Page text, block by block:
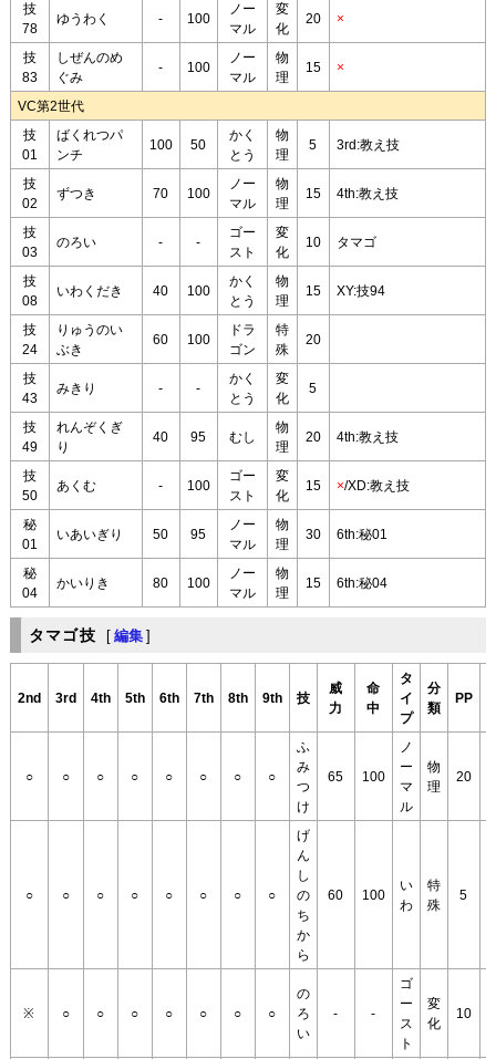
技
78
ゆうわく - 100
ノー
マル
変
化
20 ×
技
83
しぜんのめ
ぐみ
- 100
ノー
マル
物
理
15 ×
VC第2世代
技
01
ばくれつパ
ンチ
100 50
かく
とう
物
理
5 3rd:教え技
技
02
ずつき 70 100
ノー
マル
物
理
15 4th:教え技
技
03
のろい - -
ゴー
スト
変
化
10 タマゴ
技
08
いわくだき 40 100
かく
とう
物
理
15 XY:技94
技
24
りゅうのい
ぶき
60 100
ドラ
ゴン
特
殊
20
技
43
みきり - -
かく
とう
変
化
5
技
49
れんぞくぎ
り
40 95 むし
物
理
20 4th:教え技
技
50
あくむ - 100
ゴー
スト
変
化
15 ×/XD:教え技
秘
01
いあいぎり 50 95
ノー
マル
物
理
30 6th:秘01
秘
04
かいりき 80 100
ノー
マル
物
理
15 6th:秘04
タマゴ技 [ 編集 ]
2nd 3rd 4th 5th 6th 7th 8th 9th 技
威
力
命
中
タ
イ
プ
分
類
PP
○ ○ ○ ○ ○ ○ ○ ○
ふ
み
つ
け
65 100
ノ
ー
マ
ル
物
理
20
○ ○ ○ ○ ○ ○ ○ ○
げ
ん
し
の
ち
か
ら
60 100
い
わ
特
殊
5
※ ○ ○ ○ ○ ○ ○ ○
の
ろ
い
- -
ゴ
ー
ス
ト
変
化
10